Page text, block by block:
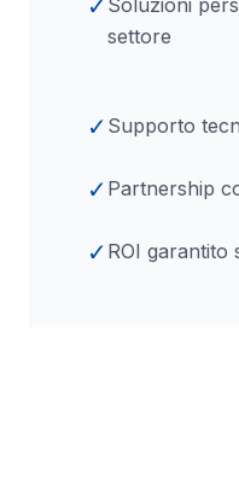
✓ Soluzioni
settore
✓ Supporto
✓ Partnership
✓ ROI garantito